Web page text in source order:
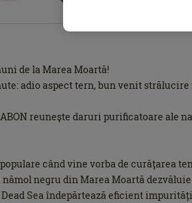
de la Marea Moartă!
adio aspect tern, bun venit
reunește daruri purificatoare
când vine vorba de curățarea
negru din Marea Moartă
Dead Sea îndepărtează eficient